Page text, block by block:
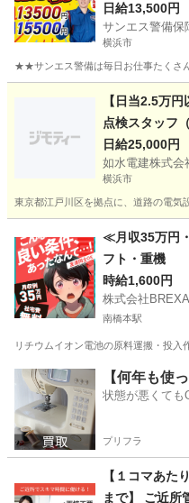
株式会社 横浜
日給13,500円
サンエス警備保
横浜市
★★サンエス警備は毎日お仕事たくさ
警備員 サ
【日当2.5万
点検スタッフ
区拠点・1名募
日給25,000円
如水電建株式会
横浜市
東京都江戸川区を拠点に、道路の電気
その他 ス
≪月収35万円
フト・重機
時給1,600円
株式会社
南橋本駅
リチウムイオン電池の原料運搬・投
神奈川 相模原市 南橋本駅
【何年も使
状態が悪くても
プリフラ
【１コマあた
まで】 ご近所